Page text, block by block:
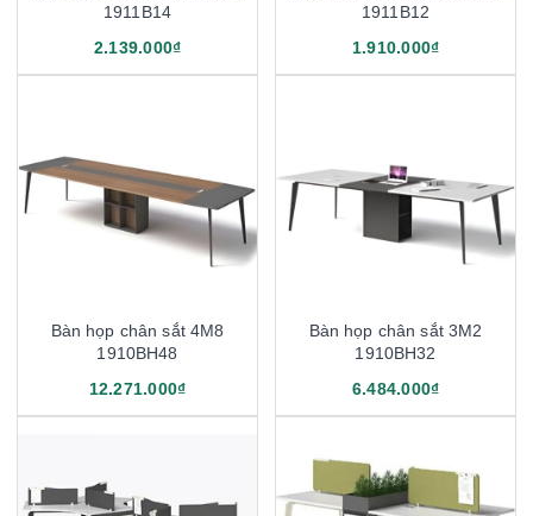
1911B14
2.139.000₫
1911B12
1.910.000₫
Bàn họp chân sắt 4M8
1910BH48
12.271.000₫
Bàn họp chân sắt 3M2
1910BH32
6.484.000₫